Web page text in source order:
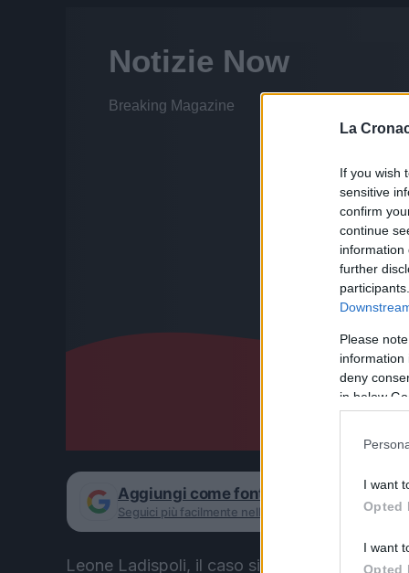
La
If you wish
sensitive
confirm
continue
information
further
Please
information
deny
in below
I want
Opted
I want
Opted
Aggiungi come fonte preferita su
Seguici più facilmente nelle notizie consigliate
Leone Ladispoli, il caso si complica. La fuga